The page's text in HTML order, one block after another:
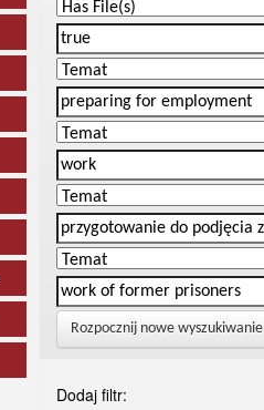
Rozpocznij nowe wyszukiwanie
Dodaj filtr: